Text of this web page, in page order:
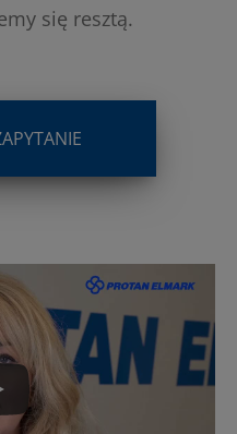
się resztą.